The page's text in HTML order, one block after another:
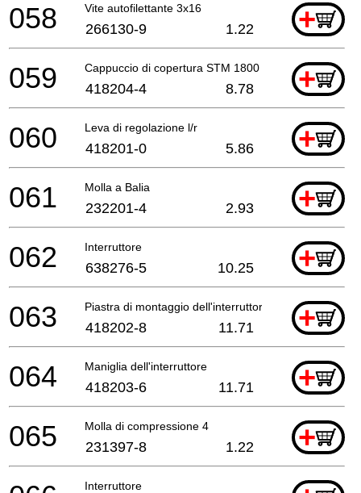
Vite autofilettante 3x16 +
058 266130-9 1.22
Cappuccio di copertura STM 1800 +
059 418204-4 8.78
Leva di regolazione l/r +
060 418201-0 5.86
Molla a Balia +
061 232201-4 2.93
Interruttore +
062 638276-5 10.25
Piastra di montaggio dell'interruttore compl.+
063 418202-8 11.71
Maniglia dell'interruttore +
064 418203-6 11.71
Molla di compressione 4 +
065 231397-8 1.22
Interruttore